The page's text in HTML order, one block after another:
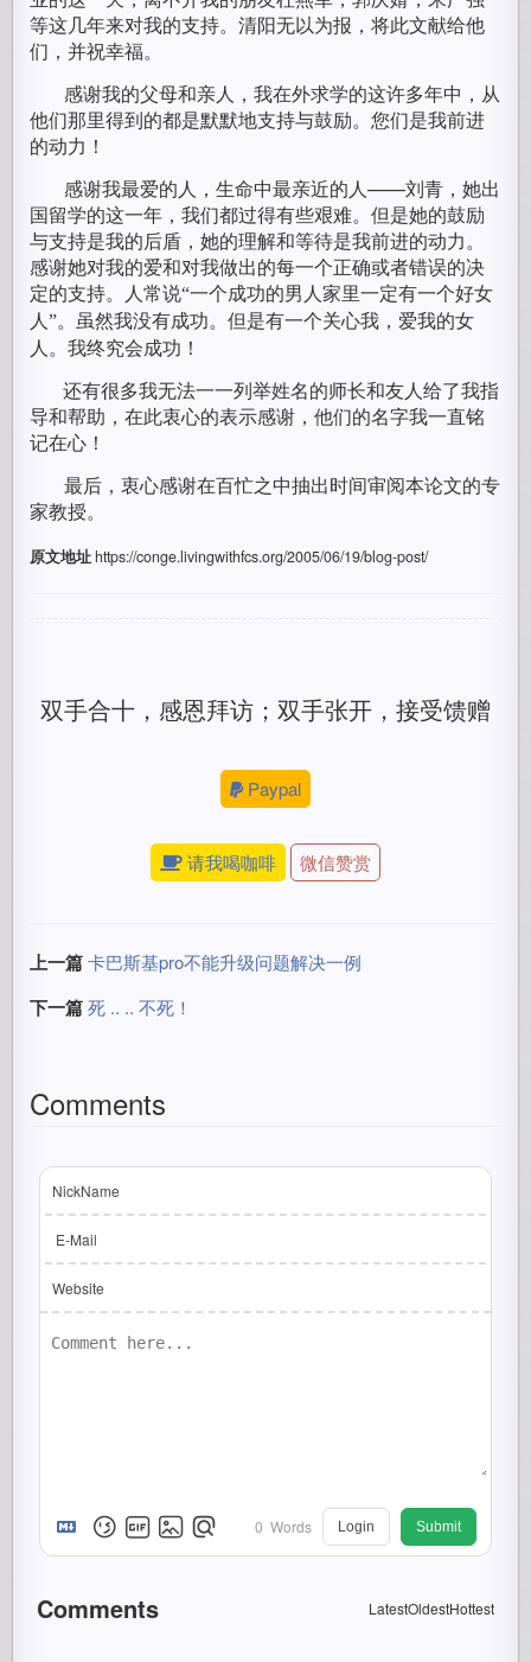
等这几年来对我的支持。清阳无以为报，将此文献给他
们，并祝幸福。
感谢我的父母和亲人，我在外求学的这许多年中，从
他们那里得到的都是默默地支持与鼓励。您们是我前进
的动力！
感谢我最爱的人，生命中最亲近的人——刘青，她出
国留学的这一年，我们都过得有些艰难。但是她的鼓励
与支持是我的后盾，她的理解和等待是我前进的动力。
感谢她对我的爱和对我做出的每一个正确或者错误的决
定的支持。人常说“一个成功的男人家里一定有一个好女
人”。虽然我没有成功。但是有一个关心我，爱我的女
人。我终究会成功！
还有很多我无法一一列举姓名的师长和友人给了我指
导和帮助，在此衷心的表示感谢，他们的名字我一直铭
记在心！
最后，衷心感谢在百忙之中抽出时间审阅本论文的专
家教授。
原文地址https://conge.livingwithfcs.org/2005/06/19/blog-post/
双手合十，感恩拜访；双手张开，接受馈赠
Paypal
请我喝咖啡 微信赞赏
上一篇 卡巴斯基pro不能升级问题解决一例
下一篇 死 .. .. 不死！
Comments
NickName
E-Mail
Website
0 Words Login Submit
Comments LatestOldestHottest